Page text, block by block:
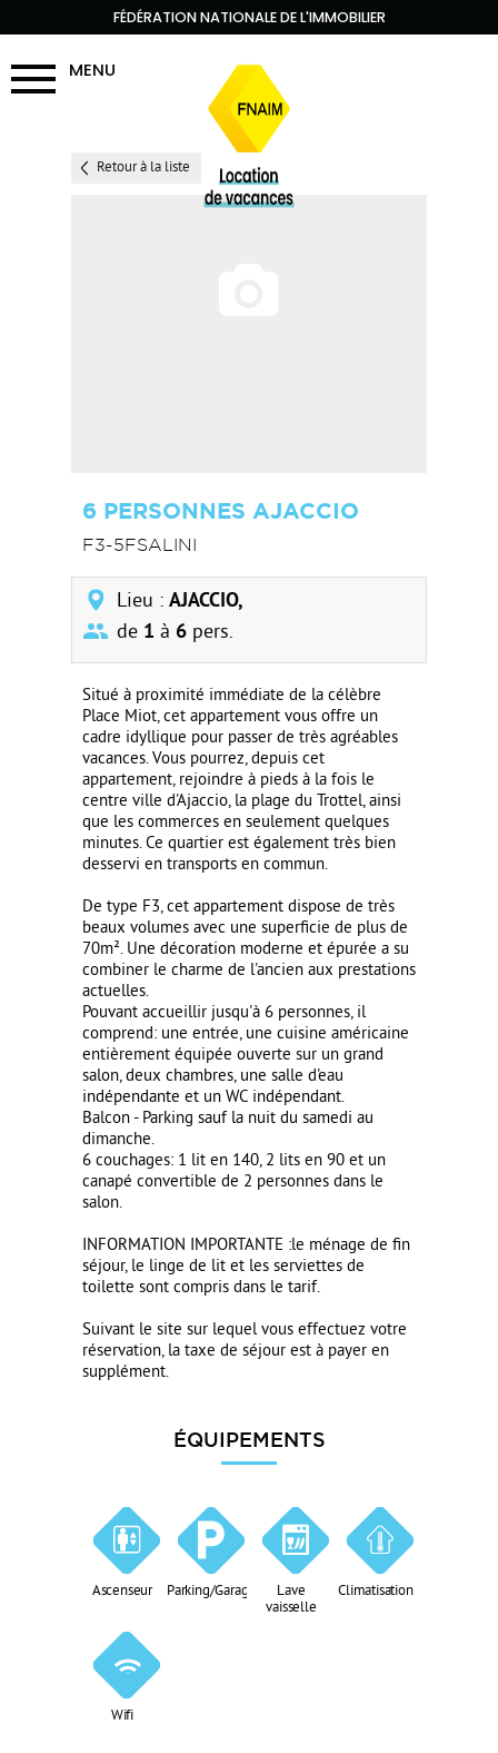
FÉDÉRATION NATIONALE DE L'IMMOBILIER
MENU
Retour à la liste
6 PERSONNES AJACCIO
F3-5FSALINI
Lieu : AJACCIO,
de 1 à 6 pers.
Situé à proximité immédiate de la célèbre
Place Miot, cet appartement vous offre un
cadre idyllique pour passer de très agréables
vacances. Vous pourrez, depuis cet
appartement, rejoindre à pieds à la fois le
centre ville d'Ajaccio, la plage du Trottel, ainsi
que les commerces en seulement quelques
minutes. Ce quartier est également très bien
desservi en transports en commun.
De type F3, cet appartement dispose de très
beaux volumes avec une superficie de plus de
70m². Une décoration moderne et épurée a su
combiner le charme de l'ancien aux prestations
actuelles.
Pouvant accueillir jusqu'à 6 personnes, il
comprend: une entrée, une cuisine américaine
entièrement équipée ouverte sur un grand
salon, deux chambres, une salle d'eau
indépendante et un WC indépendant.
Balcon - Parking sauf la nuit du samedi au
dimanche.
6 couchages: 1 lit en 140, 2 lits en 90 et un
canapé convertible de 2 personnes dans le
salon.
INFORMATION IMPORTANTE :le ménage de fin
séjour, le linge de lit et les serviettes de
toilette sont compris dans le tarif.
Suivant le site sur lequel vous effectuez votre
réservation, la taxe de séjour est à payer en
supplément.
ÉQUIPEMENTS
Ascenseur Parking/Garage
Lave
vaisselle
Climatisation
Wifi